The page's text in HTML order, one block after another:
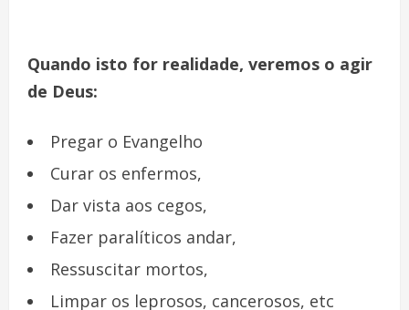
Quando isto for realidade, veremos o agir
de Deus:
Pregar o Evangelho
Curar os enfermos,
Dar vista aos cegos,
Fazer paralíticos andar,
Ressuscitar mortos,
Limpar os leprosos, cancerosos, etc